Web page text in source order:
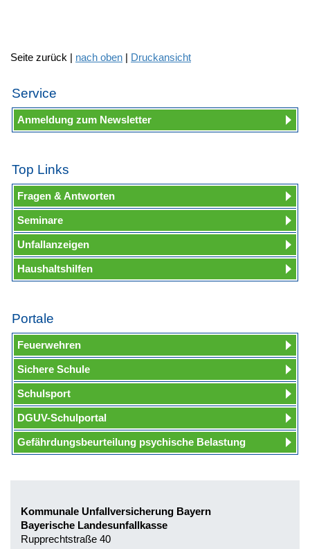
Seite zurück | nach oben | Druckansicht
Service
Anmeldung zum Newsletter
Top Links
Fragen & Antworten
Seminare
Unfallanzeigen
Haushaltshilfen
Portale
Feuerwehren
Sichere Schule
Schulsport
DGUV-Schulportal
Gefährdungsbeurteilung psychische Belastung
Kommunale Unfallversicherung Bayern
Bayerische Landesunfallkasse
Rupprechtstraße 40